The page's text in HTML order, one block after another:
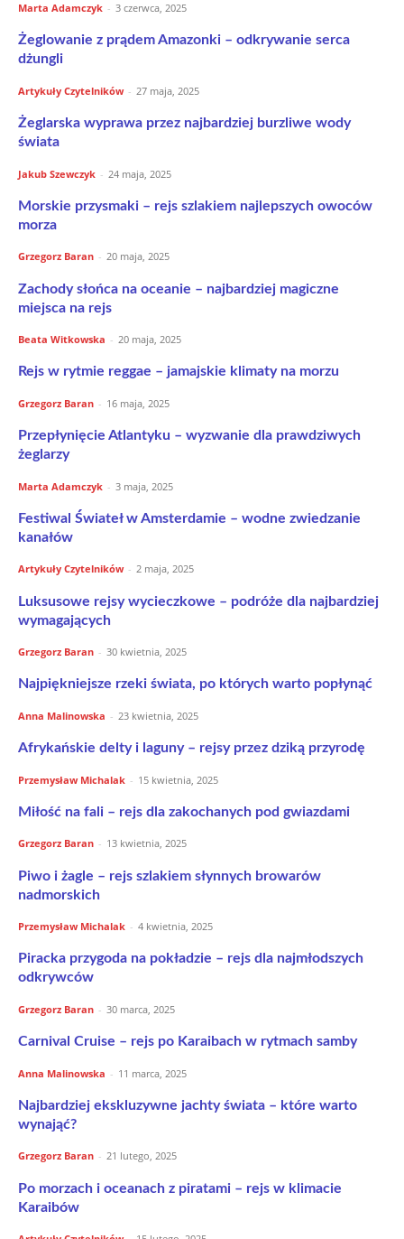
Marta Adamczyk - 3 czerwca, 2025
Żeglowanie z prądem Amazonki – odkrywanie serca
dżungli
Artykuły Czytelników - 27 maja, 2025
Żeglarska wyprawa przez najbardziej burzliwe wody
świata
Jakub Szewczyk - 24 maja, 2025
Morskie przysmaki – rejs szlakiem najlepszych owoców
morza
Grzegorz Baran - 20 maja, 2025
Zachody słońca na oceanie – najbardziej magiczne
miejsca na rejs
Beata Witkowska - 20 maja, 2025
Rejs w rytmie reggae – jamajskie klimaty na morzu
Grzegorz Baran - 16 maja, 2025
Przepłynięcie Atlantyku – wyzwanie dla prawdziwych
żeglarzy
Marta Adamczyk - 3 maja, 2025
Festiwal Świateł w Amsterdamie – wodne zwiedzanie
kanałów
Artykuły Czytelników - 2 maja, 2025
Luksusowe rejsy wycieczkowe – podróże dla najbardziej
wymagających
Grzegorz Baran - 30 kwietnia, 2025
Najpiękniejsze rzeki świata, po których warto popłynąć
Anna Malinowska - 23 kwietnia, 2025
Afrykańskie delty i laguny – rejsy przez dziką przyrodę
Przemysław Michalak - 15 kwietnia, 2025
Miłość na fali – rejs dla zakochanych pod gwiazdami
Grzegorz Baran - 13 kwietnia, 2025
Piwo i żagle – rejs szlakiem słynnych browarów
nadmorskich
Przemysław Michalak - 4 kwietnia, 2025
Piracka przygoda na pokładzie – rejs dla najmłodszych
odkrywców
Grzegorz Baran - 30 marca, 2025
Carnival Cruise – rejs po Karaibach w rytmach samby
Anna Malinowska - 11 marca, 2025
Najbardziej ekskluzywne jachty świata – które warto
wynająć?
Grzegorz Baran - 21 lutego, 2025
Po morzach i oceanach z piratami – rejs w klimacie
Karaibów